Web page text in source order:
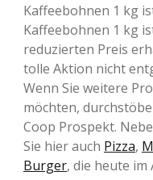
Kaffeebohnen 1 kg
Kaffeebohnen 1 kg
reduzierten Preis
tolle Aktion nicht
Wenn Sie weitere
möchten,
Coop Prospekt.
Sie hier auch Pizza,
Burger, die heute im